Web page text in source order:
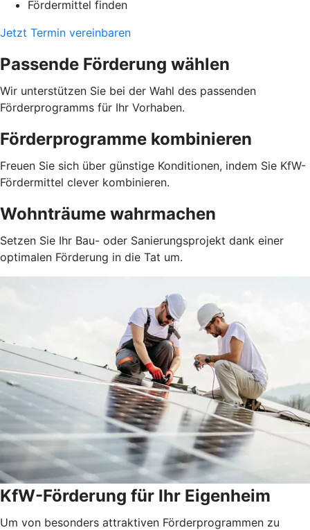
Fördermittel finden
Jetzt Termin vereinbaren
Passende Förderung wählen
Wir unterstützen Sie bei der Wahl des passenden
Förderprogramms für Ihr Vorhaben.
Förderprogramme kombinieren
Freuen Sie sich über günstige Konditionen, indem Sie KfW-
Fördermittel clever kombinieren.
Wohnträume wahrmachen
Setzen Sie Ihr Bau- oder Sanierungsprojekt dank einer
optimalen Förderung in die Tat um.
KfW-Förderung für Ihr Eigenheim
Um von besonders attraktiven Förderprogrammen zu